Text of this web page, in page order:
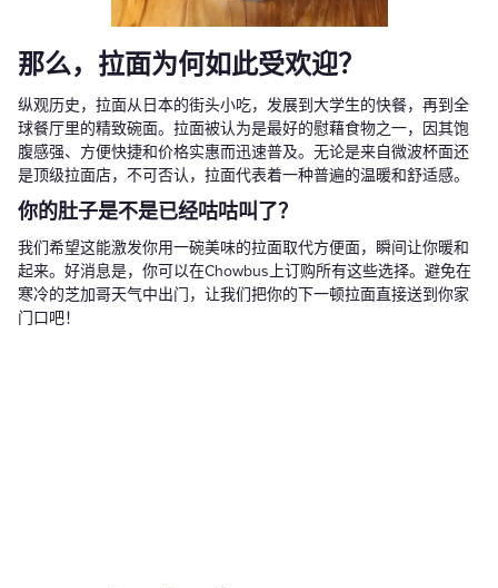
那么，拉面为何如此受欢迎？
纵观历史，拉面从日本的街头小吃，发展到大学生的快餐，再到全
球餐厅里的精致碗面。拉面被认为是最好的慰藉食物之一，因其饱
腹感强、方便快捷和价格实惠而迅速普及。无论是来自微波杯面还
是顶级拉面店，不可否认，拉面代表着一种普遍的温暖和舒适感。
你的肚子是不是已经咕咕叫了？
我们希望这能激发你用一碗美味的拉面取代方便面，瞬间让你暖和
起来。好消息是，你可以在Chowbus上订购所有这些选择。避免在
寒冷的芝加哥天气中出门，让我们把你的下一顿拉面直接送到你家
门口吧！